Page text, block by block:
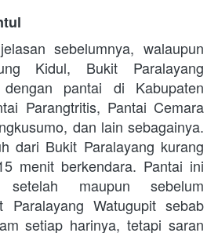
sebelumnya, walaupun
Kidul, Bukit Paralayang
pantai di Kabupaten
Parangtritis, Pantai Cemara
dan lain sebagainya.
dari Bukit Paralayang kurang
menit berkendara. Pantai ini
maupun sebelum
Paralayang Watugupit sebab
setiap harinya, tetapi saran